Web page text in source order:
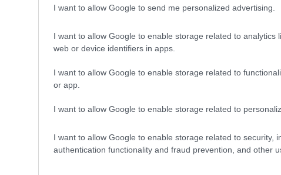
I want to allow Google to send me personalized advertising.
I want to allow Google to enable storage related to analytics
web or device identifiers in apps.
I want to allow Google to enable storage related to
or app.
I want to allow Google to enable storage related to
I want to allow Google to enable storage related to security,
authentication functionality and fraud prevention, and other
Το προφίλ των τεσσάρων
1ου ομίλου
Κλάματα και...
την Βόρειας Κορέας όταν
τον Κιμ Γιονγκ Ουν